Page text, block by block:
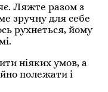
Ляжте разом з
зручну для себе
рухнеться, йому
ніяких умов, а
полежати і